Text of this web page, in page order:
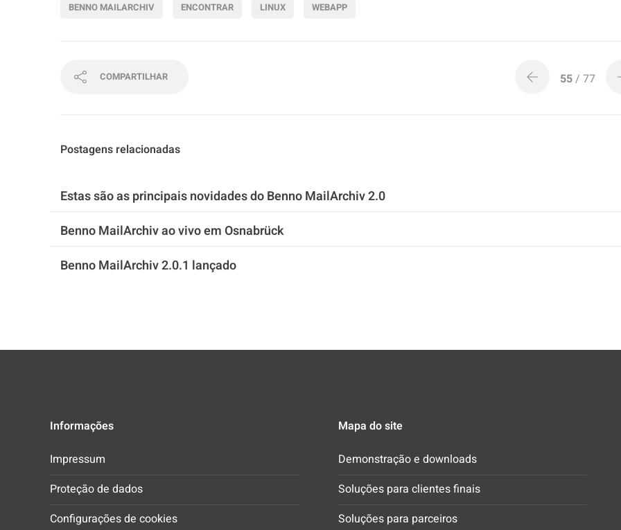
BENNO MAILARCHIV ENCONTRAR LINUX WEBAPP
COMPARTILHAR 55/ 77
Postagens relacionadas
Estas são as principais novidades do Benno MailArchiv 2.0
Benno MailArchiv ao vivo em Osnabrück
Benno MailArchiv 2.0.1 lançado
Informações
Impressum
Proteção de dados
Configurações de cookies
Mapa do site
Demonstração e downloads
Soluções para clientes finais
Soluções para parceiros